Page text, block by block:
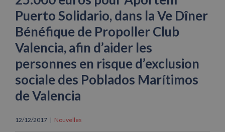
Puerto Solidario, dans la Ve Dîner
Bénéfique de Propoller Club
Valencia, afin d’aider les
personnes en risque d’exclusion
sociale des Poblados Marítimos
de Valencia
12/12/2017 | Nouvelles